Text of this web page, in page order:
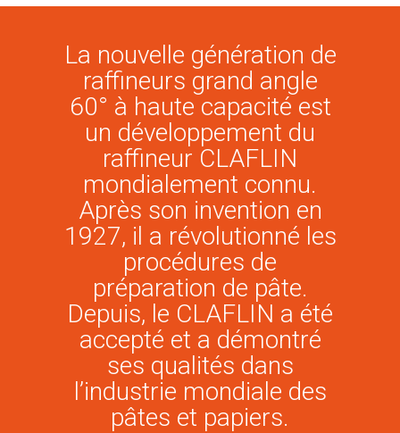
La nouvelle génération de
raffineurs grand angle
60° à haute capacité est
un développement du
raffineur CLAFLIN
mondialement connu.
Après son invention en
1927, il a révolutionné les
procédures de
préparation de pâte.
Depuis, le CLAFLIN a été
accepté et a démontré
ses qualités dans
l’industrie mondiale des
pâtes et papiers.